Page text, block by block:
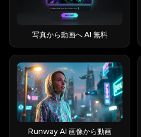
時間 約 45 分 (
イント: 完全
ーマークが表示
の推定時間が
す段階で人々
まま続くとは
Higgsfield AIで
るにはどうす
ローは、4つの
されます。 1枚
最初のフレー
オーナー、非
学生など、複
体的な成果物
ます。 IDEレベ
グや、単にチ
ては、あまり良
なたの仕事が
ーゲットユー
に動作するの
「真の実行力
決定的な要素
ていると言え
なAIモデルを
の最大の強み
プだ。 動画用
表現に最適）
ャラクターの
らにSora 2、
Grok Imagine
Nano Banana
が使用されて
は、リアルな
ンでもキャラク
るならKling、
Viggle AIの「
されています
は詳細な指示を
ます。 しかし
イヤーの上に
結果が不自然
イヤー」現象
予定のモーシ
される予定で
デオへ 左側の
ックして、
ます。 このペ
ツクリエイタ
アルアセット
魅力的なものと
を検討してい
スクリプショ
れたアクセス
ます。
み お金を使う
に機能するか
ンセプトはシ
新規ユーザー
か、そしてどの
た。 このガイ
セクションを
Luna.ai 以下
下 プロジェク
Andon Labs
LimX Luna 以
LUNA 以下
ールと営業ア
に認知されて
エンドツーエ
ド セールス プ
写真から動画へ AI 無料
Runway AI 画像から動画